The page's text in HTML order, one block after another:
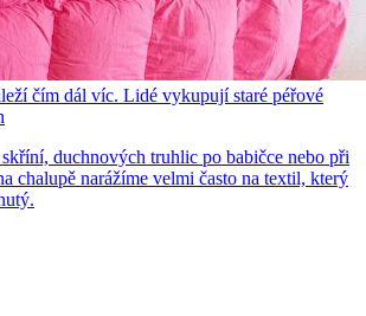
čím dál víc. Lidé vykupují staré péřové
duchnových truhlic po babičce nebo při
chalupě narážíme velmi často na textil, který